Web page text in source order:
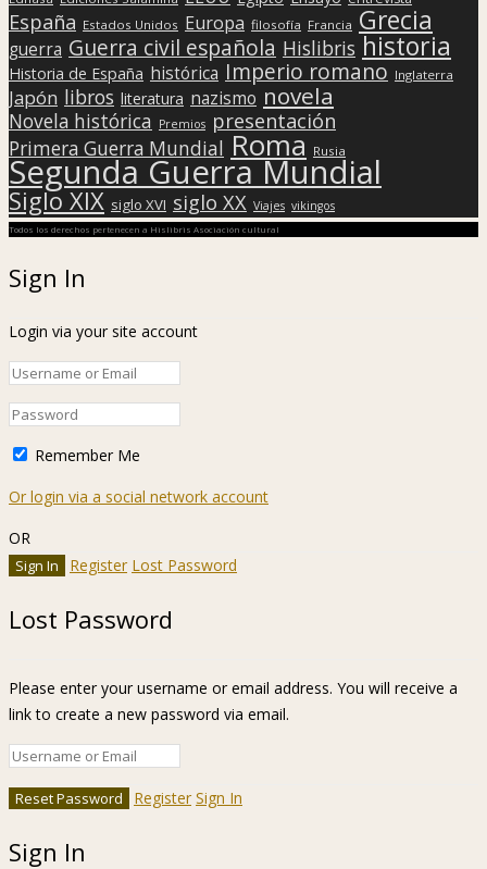
España Estados Unidos Europa filosofía Francia Grecia
guerra Guerra civil española Hislibris historia
Historia de España histórica Imperio romano Inglaterra
Japón libros literatura nazismo novela
Novela histórica Premios presentación
Primera Guerra Mundial Roma Rusia
Segunda Guerra Mundial
Siglo XIX siglo XVI siglo XX Viajes vikingos
Todos los derechos pertenecen a Hislibris Asociación cultural
Sign In
Login via your site account
Remember Me
Or login via a social network account
OR
Register Lost Password
Lost Password
Please enter your username or email address. You will receive a
link to create a new password via email.
Register Sign In
Sign In